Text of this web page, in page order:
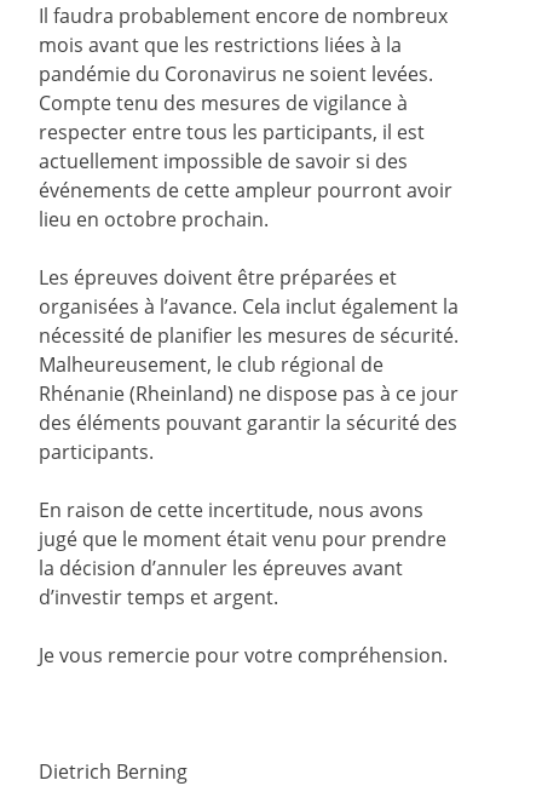
Il faudra probablement encore de nombreux
mois avant que les restrictions liées à la
pandémie du Coronavirus ne soient levées.
Compte tenu des mesures de vigilance à
respecter entre tous les participants, il est
actuellement impossible de savoir si des
événements de cette ampleur pourront avoir
lieu en octobre prochain.
Les épreuves doivent être préparées et
organisées à l’avance. Cela inclut également la
nécessité de planifier les mesures de sécurité.
Malheureusement, le club régional de
Rhénanie (Rheinland) ne dispose pas à ce jour
des éléments pouvant garantir la sécurité des
participants.
En raison de cette incertitude, nous avons
jugé que le moment était venu pour prendre
la décision d’annuler les épreuves avant
d’investir temps et argent.
Je vous remercie pour votre compréhension.
Dietrich Berning